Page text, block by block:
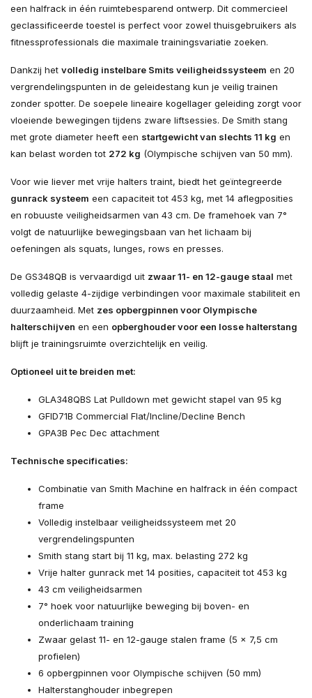
een halfrack in één ruimtebesparend ontwerp. Dit commercieel
geclassificeerde toestel is perfect voor zowel thuisgebruikers als
fitnessprofessionals die maximale trainingsvariatie zoeken.
Dankzij het volledig instelbare Smits veiligheidssysteem en 20
vergrendelingspunten in de geleidestang kun je veilig trainen
zonder spotter. De soepele lineaire kogellager geleiding zorgt voor
vloeiende bewegingen tijdens zware liftsessies. De Smith stang
met grote diameter heeft een startgewicht van slechts 11 kg en
kan belast worden tot 272 kg (Olympische schijven van 50 mm).
Voor wie liever met vrije halters traint, biedt het geïntegreerde
gunrack systeem een capaciteit tot 453 kg, met 14 aflegposities
en robuuste veiligheidsarmen van 43 cm. De framehoek van 7°
volgt de natuurlijke bewegingsbaan van het lichaam bij
oefeningen als squats, lunges, rows en presses.
De GS348QB is vervaardigd uit zwaar 11- en 12-gauge staal met
volledig gelaste 4-zijdige verbindingen voor maximale stabiliteit en
duurzaamheid. Met zes opbergpinnen voor Olympische
halterschijven en een opberghouder voor een losse halterstang
blijft je trainingsruimte overzichtelijk en veilig.
Optioneel uit te breiden met:
GLA348QBS Lat Pulldown met gewicht stapel van 95 kg
GFID71B Commercial Flat/Incline/Decline Bench
GPA3B Pec Dec attachment
Technische specificaties:
Combinatie van Smith Machine en halfrack in één compact
frame
Volledig instelbaar veiligheidssysteem met 20
vergrendelingspunten
Smith stang start bij 11 kg, max. belasting 272 kg
Vrije halter gunrack met 14 posities, capaciteit tot 453 kg
43 cm veiligheidsarmen
7° hoek voor natuurlijke beweging bij boven- en
onderlichaam training
Zwaar gelast 11- en 12-gauge stalen frame (5 x 7,5 cm
profielen)
6 opbergpinnen voor Olympische schijven (50 mm)
Halterstanghouder inbegrepen